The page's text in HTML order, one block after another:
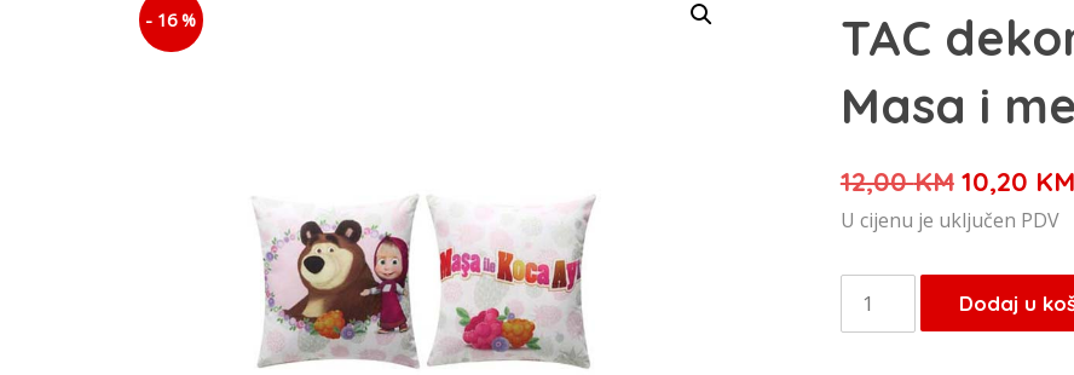
- 16 %
TAC
Masa i
12,00KM Izvorna
cijena
je:
12,00
10,20 KM
U cijenu je uključen PDV
TAC
dekorativni
Dodaj u